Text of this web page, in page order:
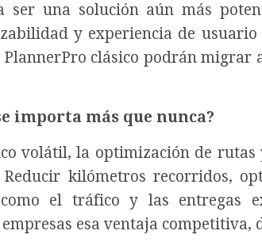
ser una solución aún más
y experiencia de
clásico podrán migrar
importa más que nunca?
volátil, la optimización de rutas
kilómetros recorridos,
el tráfico y las entregas
esa ventaja